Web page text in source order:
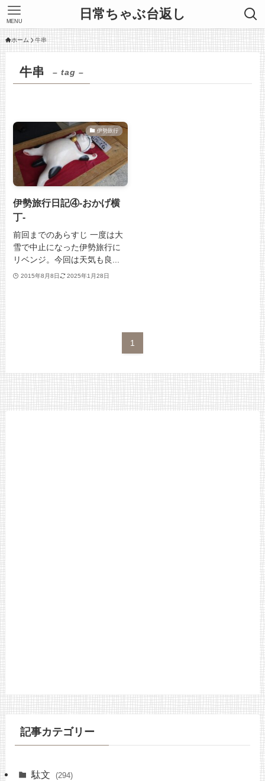
日常ちゃぶ台返し
MENU
ホーム 牛串
牛串 – tag –
伊勢旅行
伊勢旅行日記④-おかげ横
丁-
前回までのあらすじ 一度は大
雪で中止になった伊勢旅行に
リベンジ。今回は天気も良...
2015年8月8日 2025年1月28日
1
記事カテゴリー
駄文 (294)